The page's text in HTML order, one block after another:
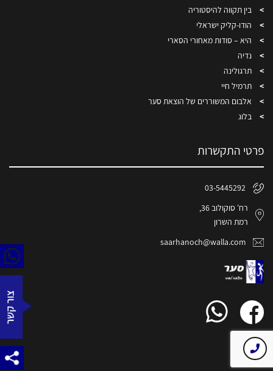
בין תקווה להיסטוריה
הודו-קליק ישראלי
היא – סודות מאחורי הסארי
נדיה
תרגולינה
תרמיל חיי
אלבום המשוררים של הוצאת סער
בלוג
פרטי התקשרות
03-5445292
רח' סוקולוב 36,
רמת השרון
saarhanoch@walla.com